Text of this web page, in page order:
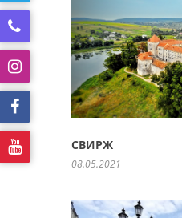
СВИРЖ
08.05.2021